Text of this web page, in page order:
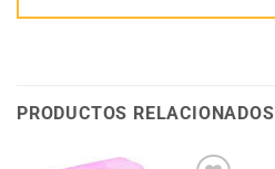
PRODUCTOS RELACIONADOS